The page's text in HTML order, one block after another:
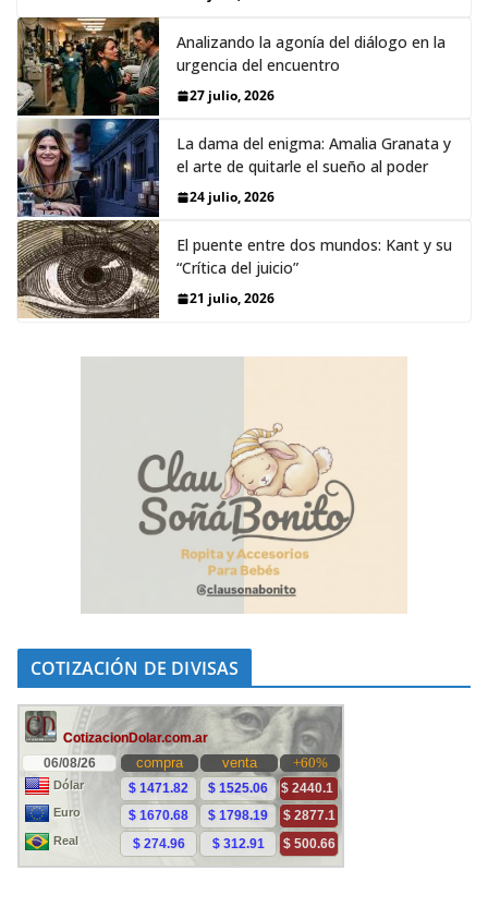
Analizando la agonía del diálogo en la
urgencia del encuentro
27 julio, 2026
La dama del enigma: Amalia Granata y
el arte de quitarle el sueño al poder
24 julio, 2026
El puente entre dos mundos: Kant y su
“Crítica del juicio”
21 julio, 2026
COTIZACIÓN DE DIVISAS